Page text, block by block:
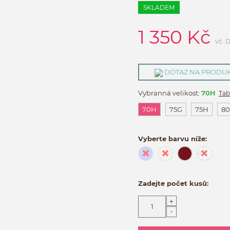
SKLADEM
1 350 Kč vč.
DOTAZ NA
Vybranná velikost: 70H
70H 75G 75H
Vyberte barvu níže:
Zadejte počet kusů:
+
-